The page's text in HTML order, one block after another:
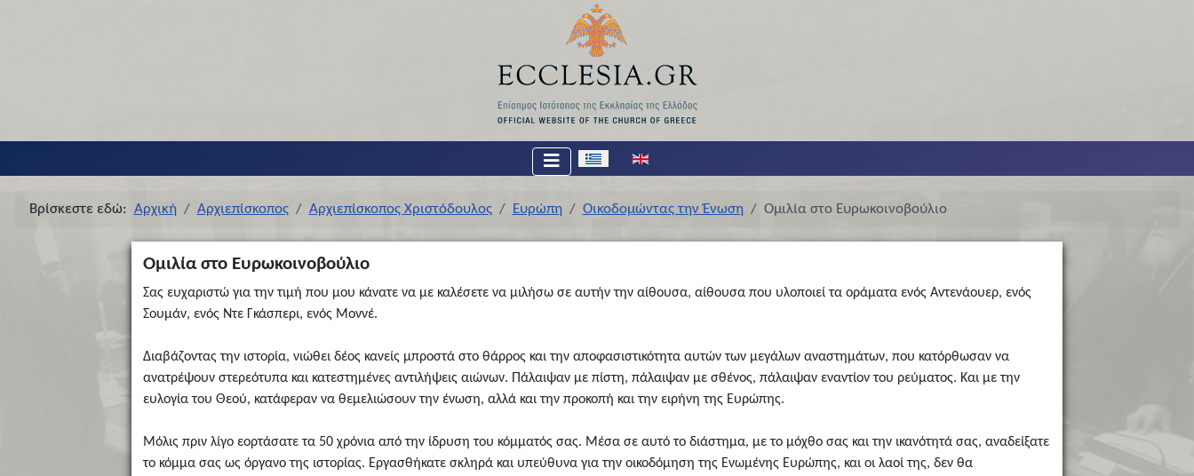
Επιλέξτε τη γλώσσα σας
Βρίσκεστε εδώ: Αρχική Αρχιεπίσκοπος Αρχιεπίσκοπος Χριστόδουλος Ευρώπη Οικοδομώντας την Ένωση Ομιλία στο Ευρωκοινοβούλιο
Ομιλία στο Ευρωκοινοβούλιο
Σας ευχαριστώ για την τιμή που μου κάνατε να με καλέσετε να μιλήσω σε αυτήν την αίθουσα, αίθουσα που υλοποιεί τα οράματα ενός Αντενάουερ, ενός
Σουμάν, ενός Ντε Γκάσπερι, ενός Μοννέ.
Διαβάζοντας την ιστορία, νιώθει δέος κανείς μπροστά στο θάρρος και την αποφασιστικότητα αυτών των μεγάλων αναστημάτων, που κατόρθωσαν να
ανατρέψουν στερεότυπα και κατεστημένες αντιλήψεις αιώνων. Πάλαιψαν με πίστη, πάλαιψαν με σθένος, πάλαιψαν εναντίον του ρεύματος. Και με την
ευλογία του Θεού, κατάφεραν να θεμελιώσουν την ένωση, αλλά και την προκοπή και την ειρήνη της Ευρώπης.
Μόλις πριν λίγο εορτάσατε τα 50 χρόνια από την ίδρυση του κόμματός σας. Μέσα σε αυτό το διάστημα, με το μόχθο σας και την ικανότητά σας, αναδείξατε
το κόμμα σας ως όργανο της ιστορίας. Εργασθήκατε σκληρά και υπεύθυνα για την οικοδόμηση της Ενωμένης Ευρώπης, και οι λαοί της, δεν θα